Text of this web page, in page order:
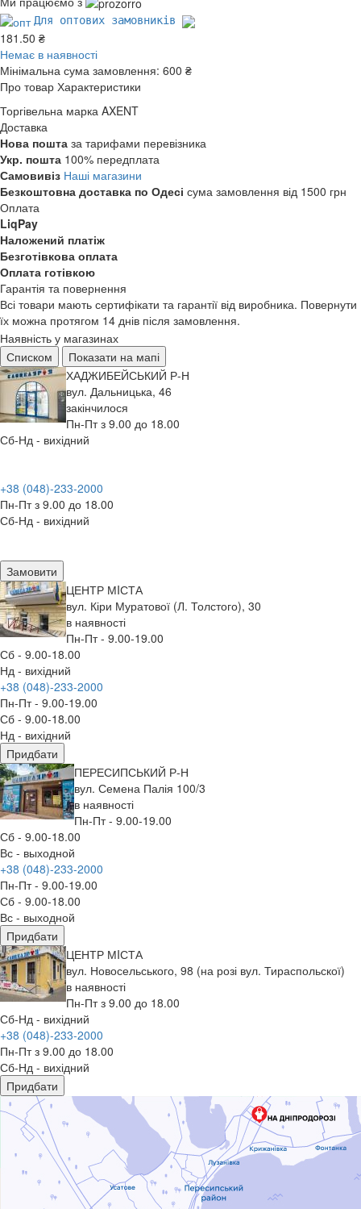
Для оптових замовників
181.50 ₴
Немає в наявності
Мінімальна сума замовлення: 600 ₴
Про товар Характеристики
Торгівельна марка AXENT
Доставка
Нова пошта за тарифами перевізника
Укр. пошта 100% передплата
Самовивіз Наші магазини
Безкоштовна доставка по Одесі сума замовлення від 1500 грн
Оплата
LiqPay
Наложений платіж
Безготівкова оплата
Оплата готівкою
Гарантія та повернення
Всі товари мають сертифікати та гарантії від виробника. Повернути
їх можна протягом 14 днів після замовлення.
Наявність у магазинах
Списком
Показати на мапі
ХАДЖИБЕЙСЬКИЙ Р-Н
вул. Дальницька, 46
закінчилося
Пн-Пт з 9.00 до 18.00
Сб-Нд - вихідний
+38 (048)-233-2000
Пн-Пт з 9.00 до 18.00
Сб-Нд - вихідний
Замовити
ЦЕНТР МIСТА
вул. Кіри Муратової (Л. Толстого), 30
в наявності
Пн-Пт - 9.00-19.00
Сб - 9.00-18.00
Нд - вихідний
+38 (048)-233-2000
Пн-Пт - 9.00-19.00
Сб - 9.00-18.00
Нд - вихідний
Придбати
ПЕРЕСИПСЬКИЙ Р-Н
вул. Семена Палія 100/3
в наявності
Пн-Пт - 9.00-19.00
Сб - 9.00-18.00
Вс - выходной
+38 (048)-233-2000
Пн-Пт - 9.00-19.00
Сб - 9.00-18.00
Вс - выходной
Придбати
ЦЕНТР МIСТА
вул. Новосельського, 98 (на розі вул. Тираспольскої)
в наявності
Пн-Пт з 9.00 до 18.00
Сб-Нд - вихідний
+38 (048)-233-2000
Пн-Пт з 9.00 до 18.00
Сб-Нд - вихідний
Придбати